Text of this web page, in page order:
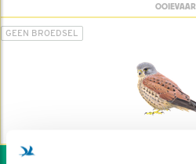
OOIEVAAR
GEEN BROEDSEL